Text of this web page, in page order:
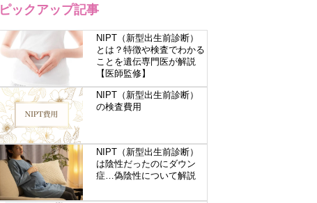
ピックアップ記事
NIPT（新型出生前診断）
とは？特徴や検査でわかる
ことを遺伝専門医が解説
【医師監修】
NIPT（新型出生前診断）
の検査費用
NIPT（新型出生前診断）
は陰性だったのにダウン
症…偽陰性について解説